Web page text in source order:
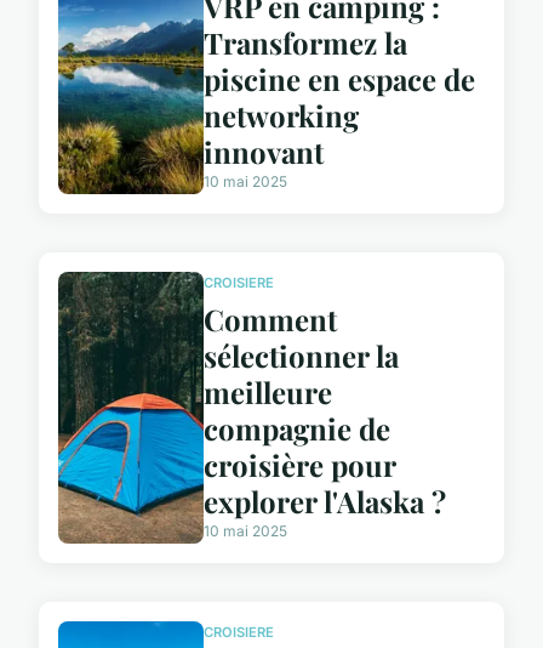
Transformez la
piscine en espace de
networking
innovant
10 mai 2025
CROISIERE
Comment
sélectionner la
meilleure
compagnie de
croisière pour
explorer l'Alaska ?
10 mai 2025
CROISIERE